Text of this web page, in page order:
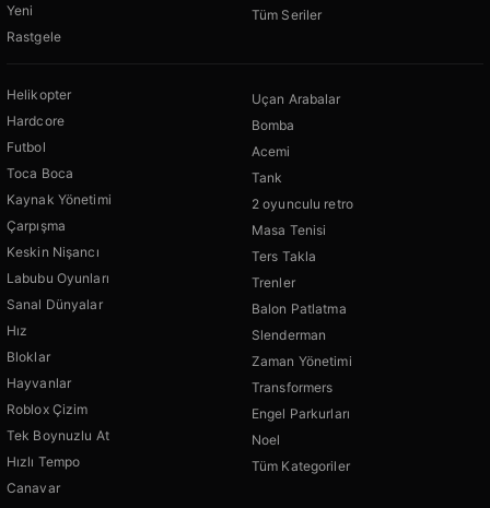
Yeni
Rastgele
Tüm Seriler
Helikopter
Hardcore
Futbol
Toca Boca
Kaynak Yönetimi
Çarpışma
Keskin Nişancı
Labubu Oyunları
Sanal Dünyalar
Hız
Bloklar
Hayvanlar
Roblox Çizim
Tek Boynuzlu At
Hızlı Tempo
Canavar
Uçan Arabalar
Bomba
Acemi
Tank
2 oyunculu retro
Masa Tenisi
Ters Takla
Trenler
Balon Patlatma
Slenderman
Zaman Yönetimi
Transformers
Engel Parkurları
Noel
Tüm Kategoriler